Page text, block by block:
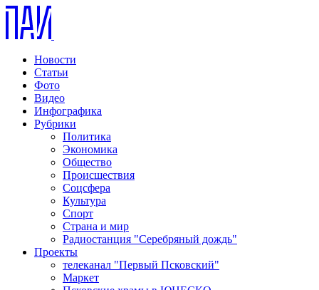
Новости
Статьи
Фото
Видео
Инфографика
Рубрики
Политика
Экономика
Общество
Происшествия
Соцсфера
Культура
Спорт
Страна и мир
Радиостанция "Серебряный дождь"
Проекты
телеканал "Первый Псковский"
Маркет